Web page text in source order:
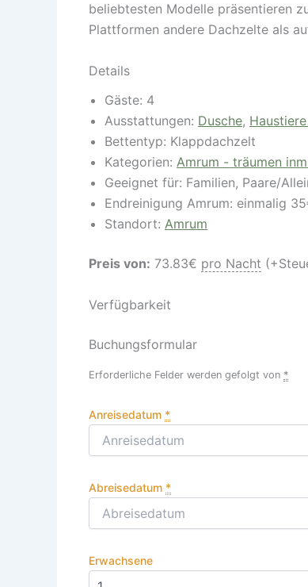
beliebtesten Modelle präsentieren
Plattformen andere Dachzelte als
Details
Gäste: 4
Ausstattungen: Dusche,
Bettentyp: Klappdachzelt
Kategorien: Amrum - träumen
Geeignet für: Familien, Paare/
Endreinigung Amrum: einmalig
Standort: Amrum
Preis von: 73.83€ pro Nacht
Verfügbarkeit
Buchungsformular
Erforderliche Felder werden gefolgt von *
Anreisedatum *
Abreisedatum *
Erwachsene